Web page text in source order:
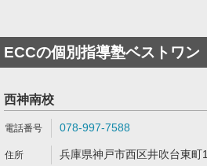
ECCの個別指導塾ベストワン
西神南校
078-997-7588
兵庫県神戸市西区井吹台東町